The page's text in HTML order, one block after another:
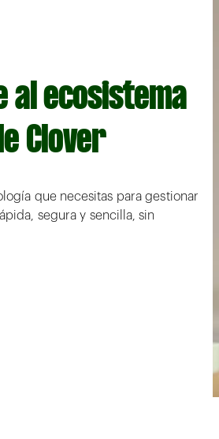
al ecosistema
Clover
que necesitas para gestionar
segura y sencilla, sin